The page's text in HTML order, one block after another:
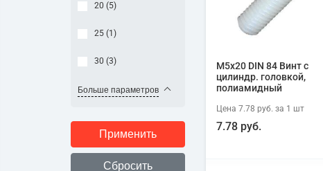
20 (5)
25 (1 )
30 (3)
Больше параметров
М5х20 DIN 84 Винт с
цилиндр. головкой,
полиамидный
Цена 7.78 руб. за 1 шт
7.78 руб.